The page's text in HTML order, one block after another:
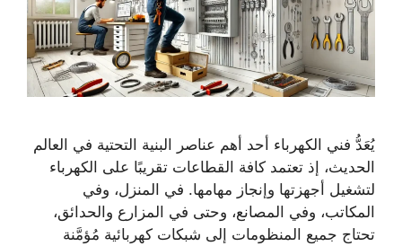
يُعَدُّ فني الكهرباء أحد أهم عناصر البنية التحتية في العالم
الحديث، إذ تعتمد كافة القطاعات تقريبًا على الكهرباء
لتشغيل أجهزتها وإنجاز مهامها. في المنزل، وفي
المكاتب، وفي المصانع، وحتى في المزارع والحدائق،
تحتاج جميع المنظومات إلى شبكات كهربائية مُؤمَّنة